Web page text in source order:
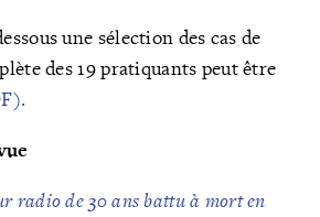
une sélection des cas de
des 19 pratiquants peut être
radio de 30 ans battu à mort en